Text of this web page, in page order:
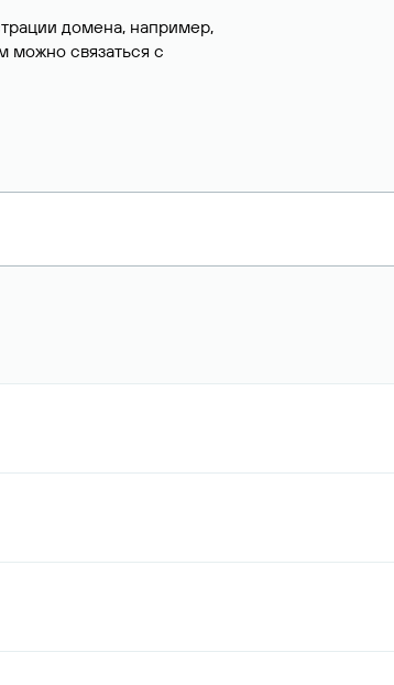
домена, например,
можно связаться с